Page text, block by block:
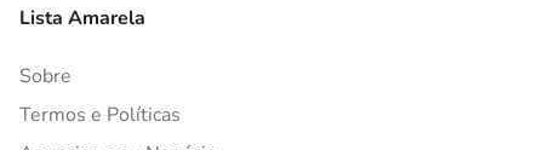
Lista Amarela
Sobre
Termos e Políticas